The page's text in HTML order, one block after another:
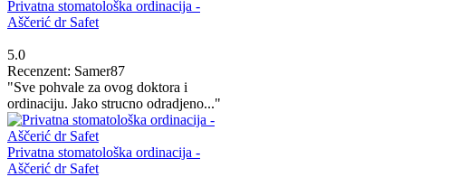
Privatna stomatološka ordinacija -
Aščerić dr Safet
5.0
Recenzent: Samer87
"Sve pohvale za ovog doktora i
ordinaciju. Jako strucno odradjeno..."
Privatna stomatološka ordinacija -
Aščerić dr Safet